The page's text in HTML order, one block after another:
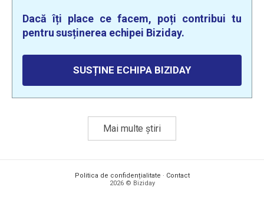
Dacă îți place ce facem, poți contribui tu
pentru susținerea echipei Biziday.
SUSȚINE ECHIPA BIZIDAY
Mai multe știri
Politica de confidențialitate · Contact
2026 © Biziday